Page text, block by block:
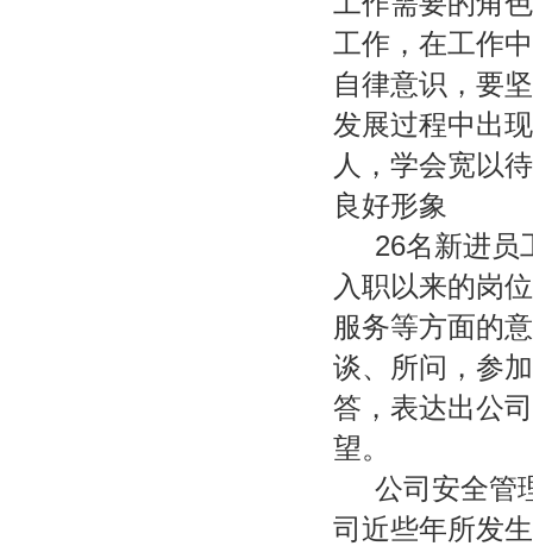
工作，在工作
自律意识，要
发展过程中出现的
人，学会宽以
良好形象
 26名新
入职以来的岗
服务等方面的
谈、所问，参
答，表达出公司
望。
公司安全管
司近些年所发